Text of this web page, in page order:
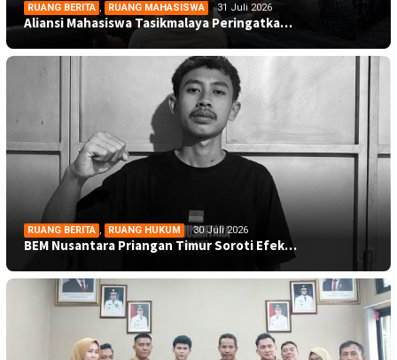
RUANG BERITA , RUANG MAHASISWA 31 Juli 2026
Aliansi Mahasiswa Tasikmalaya Peringatka…
RUANG BERITA , RUANG HUKUM 30 Juli 2026
BEM Nusantara Priangan Timur Soroti Efek…